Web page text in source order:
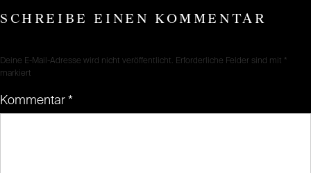
SCHREIBE EINEN KOMMENTAR
Deine E-Mail-Adresse wird nicht veröffentlicht. Erforderliche Felder sind mit *
markiert
Kommentar *